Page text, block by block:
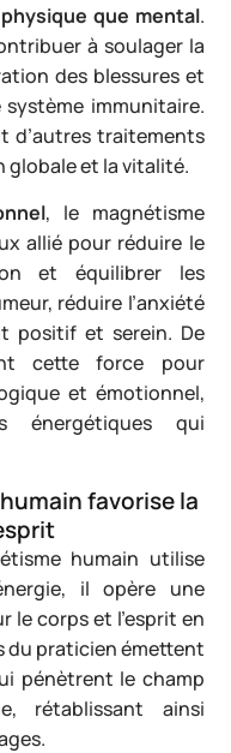
physique que mental.
à soulager la
des blessures et
immunitaire.
d’autres traitements
globale et la vitalité.
, le magnétisme
allié pour réduire le
et équilibrer les
réduire l’anxiété
positif et serein. De
cette force pour
et émotionnel,
énergétiques qui
favorise la
humain utilise
il opère une
corps et l’esprit en
du praticien émettent
pénètrent le champ
rétablissant ainsi